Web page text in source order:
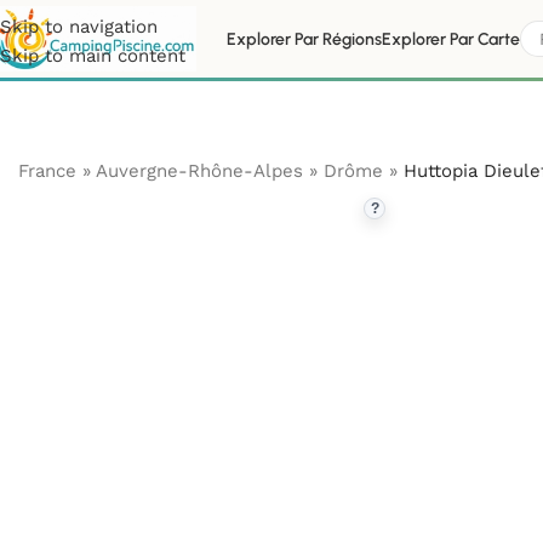
Skip to navigation
Skip to main content
Explorer Par RégionsExplorer Par Carte
France » Auvergne-Rhône-Alpes » Drôme » Huttopia
?